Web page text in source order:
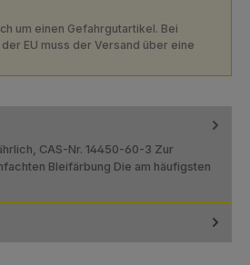
um einen Gefahrgutartikel. Bei
EU muss der Versand über eine
CAS-Nr. 14450-60-3 Zur
Bleifärbung Die am häufigsten